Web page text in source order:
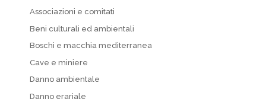
Associazioni e comitati
Beni culturali ed ambientali
Boschi e macchia mediterranea
Cave e miniere
Danno ambientale
Danno erariale